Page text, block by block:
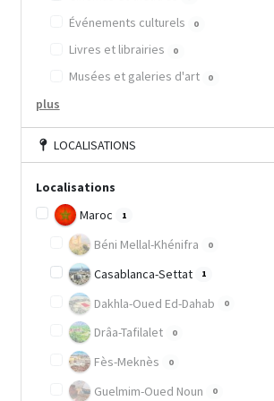
Événements culturels 0
Livres et librairies 0
Musées et galeries d'art 0
plus
LOCALISATIONS
Localisations
Maroc
1
Béni Mellal-Khénifra 0
Casablanca-Settat 1
Dakhla-Oued Ed-Dahab 0
Drâa-Tafilalet 0
Fès-Meknès 0
Guelmim-Oued Noun 0